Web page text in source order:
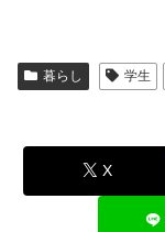
暮らし 学生
X